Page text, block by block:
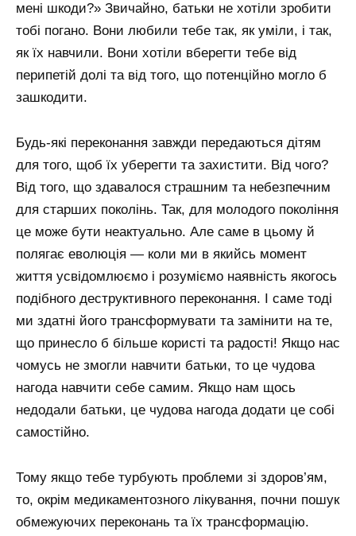
мені шкоди?» Звичайно, батьки не хотіли зробити
тобі погано. Вони любили тебе так, як уміли, і так,
як їх навчили. Вони хотіли вберегти тебе від
перипетій долі та від того, що потенційно могло б
зашкодити.
Будь-які переконання завжди передаються дітям
для того, щоб їх уберегти та захистити. Від чого?
Від того, що здавалося страшним та небезпечним
для старших поколінь. Так, для молодого покоління
це може бути неактуально. Але саме в цьому й
полягає еволюція — коли ми в якийсь момент
життя усвідомлюємо і розуміємо наявність якогось
подібного деструктивного переконання. І саме тоді
ми здатні його трансформувати та замінити на те,
що принесло б більше користі та радості! Якщо нас
чомусь не змогли навчити батьки, то це чудова
нагода навчити себе самим. Якщо нам щось
недодали батьки, це чудова нагода додати це собі
самостійно.
Тому якщо тебе турбують проблеми зі здоров’ям,
то, окрім медикаментозного лікування, почни пошук
обмежуючих переконань та їх трансформацію.